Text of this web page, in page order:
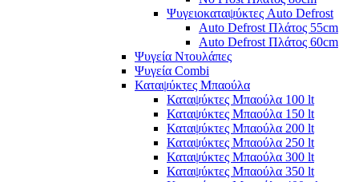
Ψυγειοκαταψύκτες Auto Defrost
Auto Defrost Πλάτος 55cm
Auto Defrost Πλάτος 60cm
Ψυγεία Ντουλάπες
Ψυγεία Combi
Καταψύκτες Μπαούλα
Καταψύκτες Μπαούλα 100 lt
Καταψύκτες Μπαούλα 150 lt
Καταψύκτες Μπαούλα 200 lt
Καταψύκτες Μπαούλα 250 lt
Καταψύκτες Μπαούλα 300 lt
Καταψύκτες Μπαούλα 350 lt